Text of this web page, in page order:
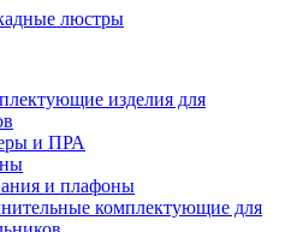
люстры
изделия для
и ПРА
и плафоны
комплектующие для